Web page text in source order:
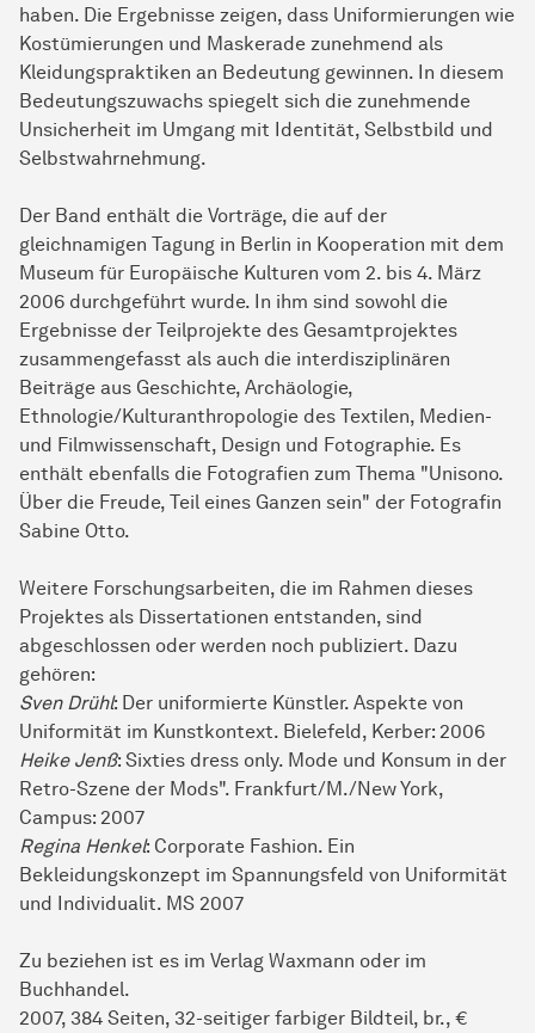
haben. Die Ergebnisse zeigen, dass Uniformierungen wie
Kostümierungen und Maskerade zunehmend als
Kleidungspraktiken an Bedeutung gewinnen. In diesem
Bedeutungszuwachs spiegelt sich die zunehmende
Unsicherheit im Umgang mit Identität, Selbstbild und
Selbstwahrnehmung.
Der Band enthält die Vorträge, die auf der
gleichnamigen Tagung in Berlin in Kooperation mit dem
Museum für Europäische Kulturen vom 2. bis 4. März
2006 durchgeführt wurde. In ihm sind sowohl die
Ergebnisse der Teilprojekte des Gesamtprojektes
zusammengefasst als auch die interdisziplinären
Beiträge aus Geschichte, Archäologie,
Ethnologie/Kulturanthropologie des Textilen, Medien-
und Filmwissenschaft, Design und Fotographie. Es
enthält ebenfalls die Fotografien zum Thema "Unisono.
Über die Freude, Teil eines Ganzen sein" der Fotografin
Sabine Otto.
Weitere Forschungsarbeiten, die im Rahmen dieses
Projektes als Dissertationen entstanden, sind
abgeschlossen oder werden noch publiziert. Dazu
gehören:
Sven Drühl: Der uniformierte Künstler. Aspekte von
Uniformität im Kunstkontext. Bielefeld, Kerber: 2006
Heike Jenß: Sixties dress only. Mode und Konsum in der
Retro-Szene der Mods". Frankfurt/M./New York,
Campus: 2007
Regina Henkel: Corporate Fashion. Ein
Bekleidungskonzept im Spannungsfeld von Uniformität
und Individualit. MS 2007
Zu beziehen ist es im Verlag Waxmann oder im
Buchhandel.
2007, 384 Seiten, 32-seitiger farbiger Bildteil, br., €